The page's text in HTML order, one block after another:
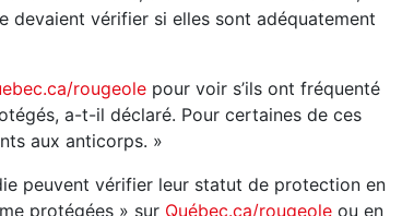
devaient vérifier si elles sont adéquatement
rougeole pour voir s’ils ont fréquenté
a-t-il déclaré. Pour certaines de ces
aux anticorps. »
peuvent vérifier leur statut de protection en
protégées » sur Québec.ca/rougeole ou en